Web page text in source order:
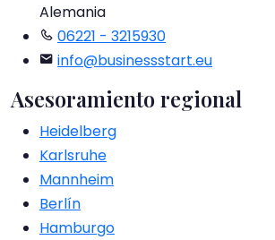
Alemania
06221 - 3215930
info@businessstart.eu
Asesoramiento regional
Heidelberg
Karlsruhe
Mannheim
Berlín
Hamburgo